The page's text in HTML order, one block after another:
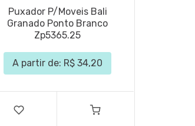
Puxador P/Moveis Bali
Granado Ponto Branco
Zp5365.25
A partir de: R$ 34,20